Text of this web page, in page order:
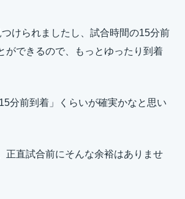
けられましたし、試合時間の15分前
ができるので、もっとゆったり到着
分前到着」くらいが確実かなと思い
正直試合前にそんな余裕はありませ